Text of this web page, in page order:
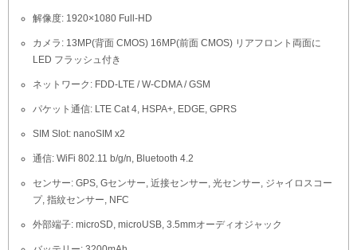
解像度: 1920×1080 Full-HD
カメラ: 13MP(背面 CMOS) 16MP(前面 CMOS) リアフロント両面に
LED フラッシュ付き
ネットワーク: FDD-LTE / W-CDMA / GSM
パケット通信: LTE Cat 4, HSPA+, EDGE, GPRS
SIM Slot: nanoSIM x2
通信: WiFi 802.11 b/g/n, Bluetooth 4.2
センサー: GPS, Gセンサー, 近接センサー, 光センサー, ジャイロスコー
プ, 指紋センサー, NFC
外部端子: microSD, microUSB, 3.5mmオーディオジャック